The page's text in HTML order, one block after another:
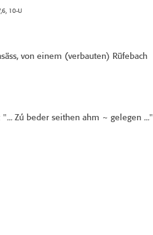
10-U
von einem (verbauten) Rüfebach
"... Zú beder seithen ahm ~ gelegen ..."